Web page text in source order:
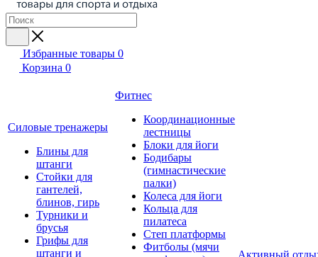
Избранные товары 0
Корзина 0
Силовые тренажеры
Блины для
штанги
Стойки для
гантелей,
блинов, гирь
Турники и
брусья
Грифы для
штанги и
Фитнес
Координационные
лестницы
Блоки для йоги
Бодибары
(гимнастические
палки)
Колеса для йоги
Кольца для
пилатеса
Степ платформы
Фитболы (мячи
Активный